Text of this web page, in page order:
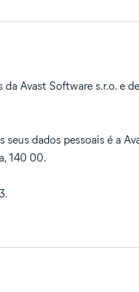
Avast Software s.r.o. e
dados pessoais é a
140 00.